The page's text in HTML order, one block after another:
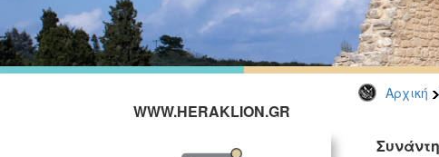
Αρχική
WWW.HERAKLION.GR